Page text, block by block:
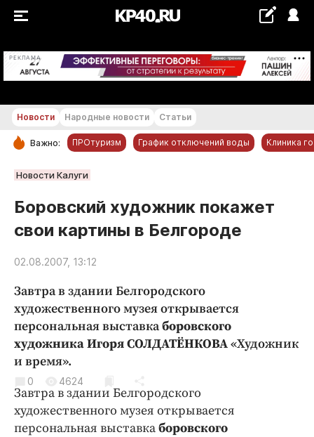
РЕКЛАМА +22...+23 °С
РУБРИКИ
Новости компаний
Статьи
Народные новости
Благоустройство
Криминал
Культура
Недвижимость и ЖКХ
Образование
Общество
Погода
Новости Народные новости Статьи
Важно: ПРОтуризм График отключений воды Клиника
Новости Калуги
Боровский художник покажет
свои картины в Белгороде
02.08.2007, 13:12
Завтра в здании Белгородского
художественного музея открывается
персональная выставкаборовского
художника Игоря СОЛДАТЁНКОВА«Художник
и время».
0 4624
Завтра в здании Белгородского
художественного музея открывается
персональная выставкаборовского